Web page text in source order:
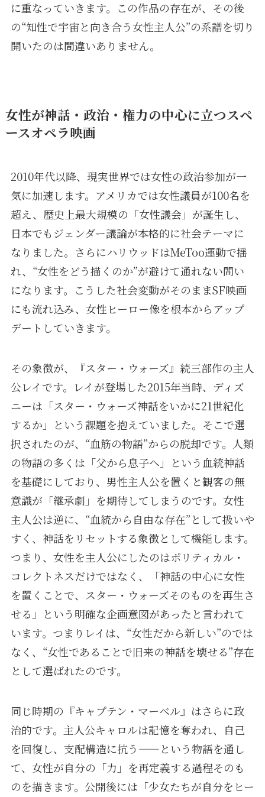
に重なっていきます。この作品の存在が、その後
の“知性で宇宙と向き合う女性主人公”の系譜を切り
開いたのは間違いありません。
女性が神話・政治・権力の中心に立つスペ
ースオペラ映画
2010年代以降、現実世界では女性の政治参加が一
気に加速します。アメリカでは女性議員が100名を
超え、歴史上最大規模の「女性議会」が誕生し、
日本でもジェンダー議論が本格的に社会テーマに
なりました。さらにハリウッドはMeToo運動で揺
れ、“女性をどう描くのか”が避けて通れない問い
になります。こうした社会変動がそのままSF映画
にも流れ込み、女性ヒーロー像を根本からアップ
デートしていきます。
その象徴が、『スター・ウォーズ』続三部作の主人
公レイです。レイが登場した2015年当時、ディズ
ニーは「スター・ウォーズ神話をいかに21世紀化
するか」という課題を抱えていました。そこで選
択されたのが、“血筋の物語”からの脱却です。人類
の物語の多くは「父から息子へ」という血統神話
を基礎にしており、男性主人公を置くと観客の無
意識が「継承劇」を期待してしまうのです。女性
主人公は逆に、“血統から自由な存在”として扱いや
すく、神話をリセットする象徴として機能します。
つまり、女性を主人公にしたのはポリティカル・
コレクトネスだけではなく、「神話の中心に女性
を置くことで、スター・ウォーズそのものを再生さ
せる」という明確な企画意図があったと言われて
います。つまりレイは、“女性だから新しい”のでは
なく、“女性であることで旧来の神話を壊せる”存在
として選ばれたのです。
同じ時期の『キャプテン・マーベル』はさらに政
治的です。主人公キャロルは記憶を奪われ、自己
を回復し、支配構造に抗う——という物語を通し
て、女性が自分の「力」を再定義する過程そのも
のを描きます。公開後には「少女たちが自分をヒー